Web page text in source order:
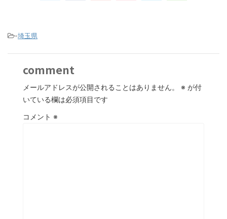
-埼玉県
comment
メールアドレスが公開されることはありません。 ※ が付
いている欄は必須項目です
コメント ※